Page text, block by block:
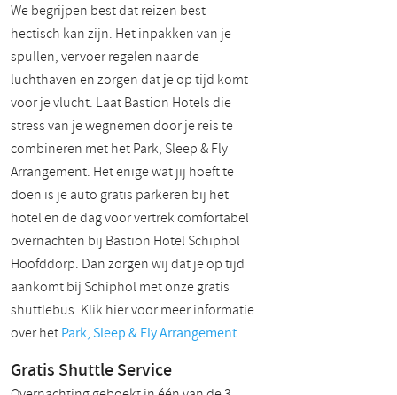
We begrijpen best dat reizen best
hectisch kan zijn. Het inpakken van je
spullen, vervoer regelen naar de
luchthaven en zorgen dat je op tijd komt
voor je vlucht. Laat Bastion Hotels die
stress van je wegnemen door je reis te
combineren met het Park, Sleep & Fly
Arrangement. Het enige wat jij hoeft te
doen is je auto gratis parkeren bij het
hotel en de dag voor vertrek comfortabel
overnachten bij Bastion Hotel Schiphol
Hoofddorp. Dan zorgen wij dat je op tijd
aankomt bij Schiphol met onze gratis
shuttlebus. Klik hier voor meer informatie
over hetPark, Sleep & Fly Arrangement.
Gratis Shuttle Service